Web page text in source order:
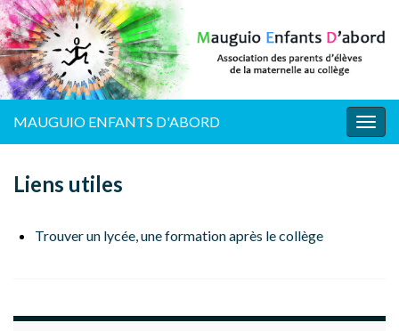
MAUGUIO ENFANTS D'ABORD
Liens utiles
Trouver un lycée, une formation après le collège